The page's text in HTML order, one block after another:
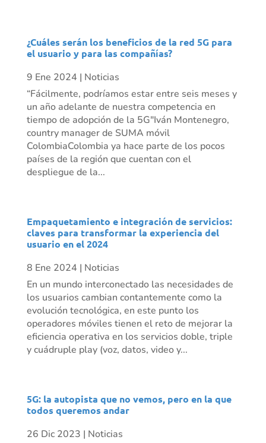
¿Cuáles serán los beneficios de la red 5G para
el usuario y para las compañías?
9 Ene 2024 | Noticias
“Fácilmente, podríamos estar entre seis meses y
un año adelante de nuestra competencia en
tiempo de adopción de la 5G"Iván Montenegro,
country manager de SUMA móvil
ColombiaColombia ya hace parte de los pocos
países de la región que cuentan con el
despliegue de la...
Empaquetamiento e integración de servicios:
claves para transformar la experiencia del
usuario en el 2024
8 Ene 2024 | Noticias
En un mundo interconectado las necesidades de
los usuarios cambian contantemente como la
evolución tecnológica, en este punto los
operadores móviles tienen el reto de mejorar la
eficiencia operativa en los servicios doble, triple
y cuádruple play (voz, datos, video y...
5G: la autopista que no vemos, pero en la que
todos queremos andar
26 Dic 2023 | Noticias